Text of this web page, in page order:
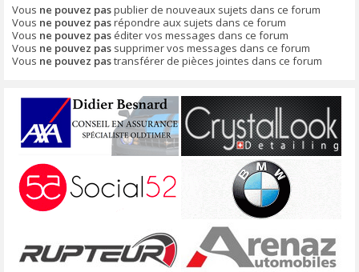
Vous ne pouvez paspublier de nouveaux sujets dans ce forum
Vous ne pouvez pasrépondre aux sujets dans ce forum
Vous ne pouvez pas éditer vos messages dans ce forum
Vous ne pouvez pas supprimer vos messages dans ce forum
Vous ne pouvez pastransférer de pièces jointes dans ce forum